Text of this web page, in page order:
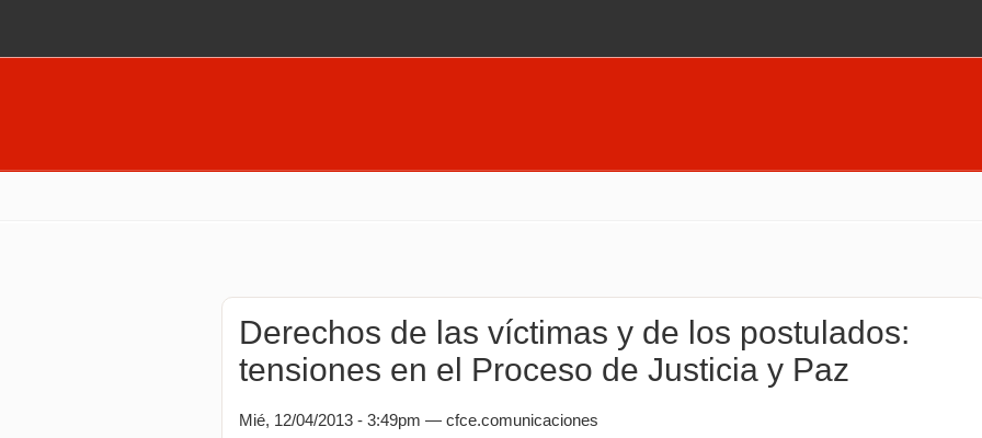
Derechos de las víctimas y de los postulados:
tensiones en el Proceso de Justicia y Paz
Mié, 12/04/2013 - 3:49pm — cfce.comunicaciones